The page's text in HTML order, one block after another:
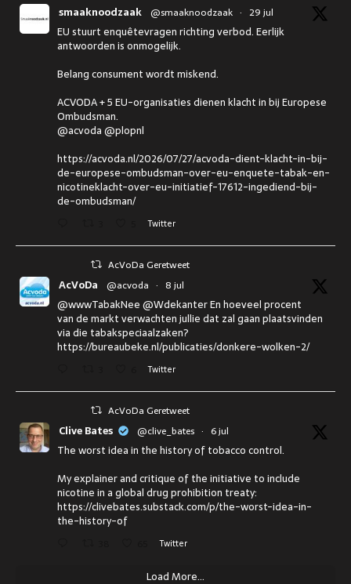
smaaknoodzaak @smaaknoodzaak · 29 jul
EU stuurt enquêtevragen richting verbod. Eerlijk
antwoorden is onmogelijk.
Belang consument wordt miskend.
ACVODA + 5 EU-organisaties dienen klacht in bij Europese
Ombudsman.
@acvoda @plopnl
https://acvoda.nl/2026/07/27/acvoda-dient-klacht-in-bij-
de-europese-ombudsman-over-eu-enquete-tabak-en-
nicotineklacht-over-eu-initiatief-17612-ingediend-bij-
de-ombudsman/
Twitter
AcVoDa Geretweet
AcVoDa @acvoda · 8 jul
@wwwTabakNee @Wdekanter En hoeveel procent
van de markt verwachten jullie dat zal gaan plaatsvinden
via die tabakspeciaalzaken?
https://bureaubeke.nl/publicaties/donkere-wolken-2/
Twitter
AcVoDa Geretweet
Clive Bates @clive_bates · 6 jul
The worst idea in the history of tobacco control.
My explainer and critique of the initiative to include
nicotine in a global drug prohibition treaty:
https://clivebates.substack.com/p/the-worst-idea-in-
the-history-of
Twitter
Load More...